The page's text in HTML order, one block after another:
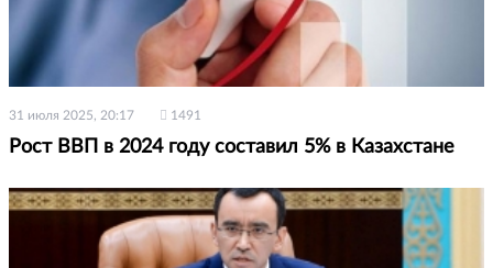
31 июля 2025, 20:17 1491
Рост ВВП в 2024 году составил 5% в Казахстане